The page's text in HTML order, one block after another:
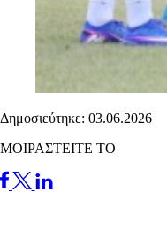
Δημοσιεύτηκε: 03.06.2026
ΜΟΙΡΑΣΤΕΙΤΕ ΤΟ